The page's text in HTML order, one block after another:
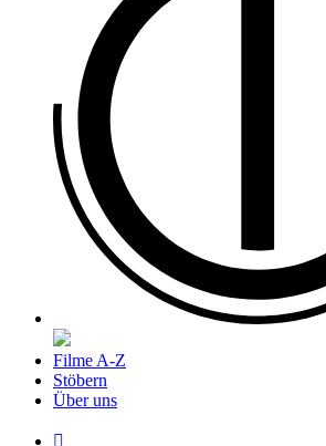
Filme A-Z
Stöbern
Über uns
